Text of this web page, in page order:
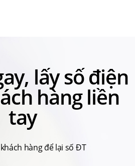
lấy số điện
hàng liền
tay
hàng để lại số ĐT